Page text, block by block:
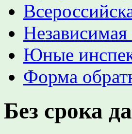
Независимая
Юные
Форма
Без срока